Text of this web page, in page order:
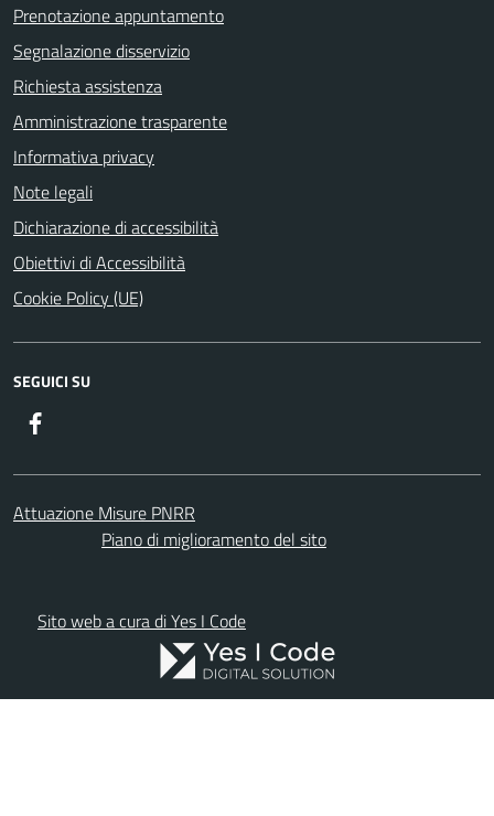
Prenotazione appuntamento
Segnalazione disservizio
Richiesta assistenza
Amministrazione trasparente
Informativa privacy
Note legali
Dichiarazione di accessibilità
Obiettivi di Accessibilità
Cookie Policy (UE)
SEGUICI SU
Attuazione Misure PNRR
Piano di miglioramento del sito
Sito web a cura di Yes I Code